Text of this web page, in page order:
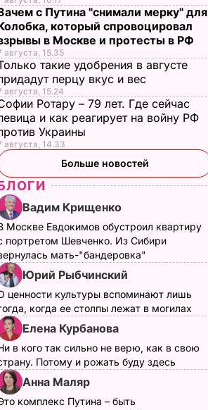
с Путина "снимали мерку" для
который спровоцировал
в Москве и протесты в РФ
августа, 15.35
такие удобрения в августе
перцу вкус и вес
августа, 15.24
Ротару – 79 лет. Где сейчас
и как реагирует на войну РФ
Украины
августа, 14.33
Больше новостей
Вадим Крищенко
Москве Евдокимов обустроил квартиру
портретом Шевченко. Из Сибири
мать-"бандеровка"
Юрий Рыбчинский
ценности культуры вспоминают лишь
когда ее столпы лежат в могилах
Елена Курбанова
в кого так сильно не верю, как в свою
Потому и рожать буду здесь
Анна Маляр
комплекс Путина – быть